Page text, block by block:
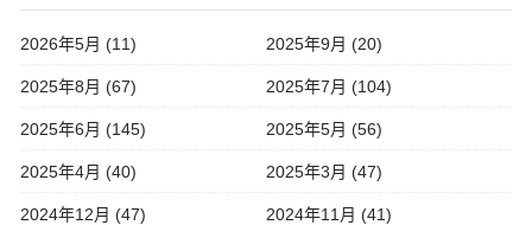
2026年5月 (11) 2025年9月 (20)
2025年8月 (67) 2025年7月 (104)
2025年6月 (145) 2025年5月 (56)
2025年4月 (40) 2025年3月 (47)
2024年12月 (47) 2024年11月 (41)